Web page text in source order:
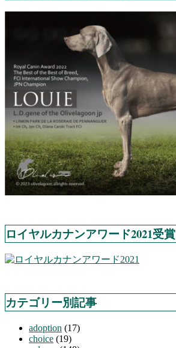
ロイヤルカナンアワード2021受賞
カテゴリー別記事
adoption (17)
choice (19)